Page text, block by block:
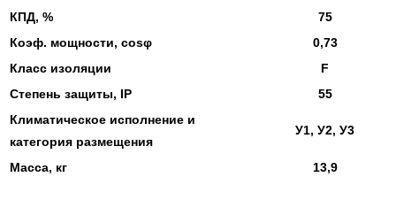
КПД, %
75
Коэф. мощности, cosφ
0,73
Класс изоляции
F
Степень защиты, IP
55
Климатическое исполнение и
категория размещения
У1, У2, У3
Масса, кг 13,9